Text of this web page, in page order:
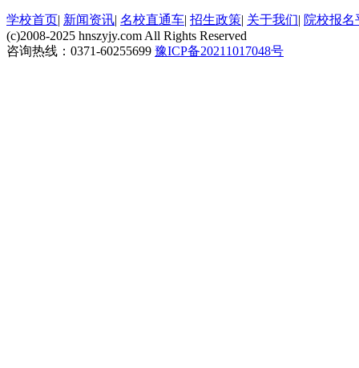
学校首页| 新闻资讯| 名校直通车| 招生政策| 关于我们| 院校报名
(c)2008-2025 hnszyjy.com All Rights Reserved
咨询热线：0371-60255699 豫ICP备20211017048号